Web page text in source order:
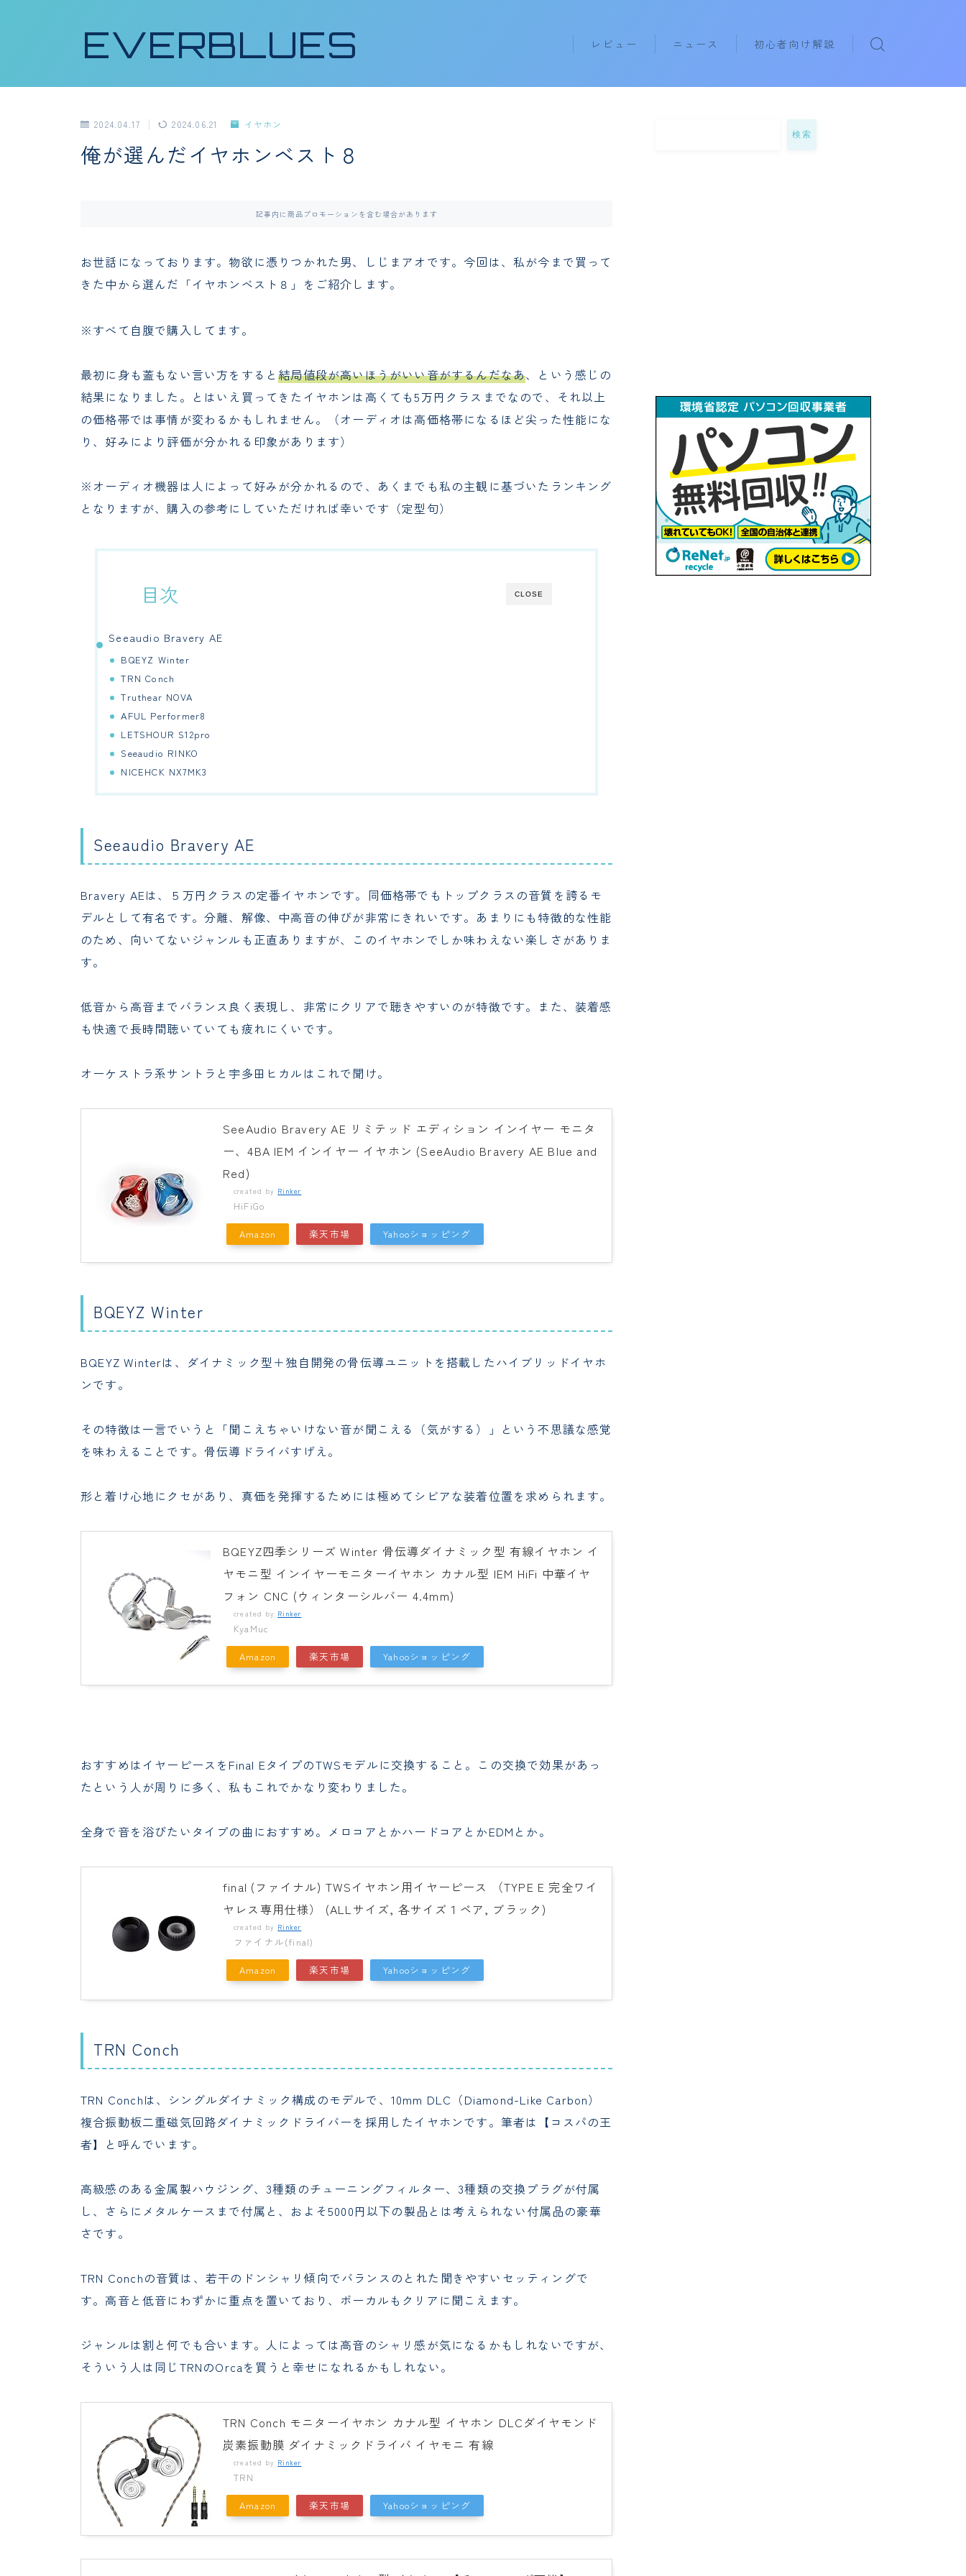
EVERBLUES レビュー ニュース 初心者向け解説
2024.04.17 2024.06.21 イヤホン
俺が選んだイヤホンベスト８
記事内に商品プロモーションを含む場合があります
お世話になっております。物欲に憑りつかれた男、しじまアオです。今回は、私が今まで買って
きた中から選んだ「イヤホンベスト８」をご紹介します。
※すべて自腹で購入してます。
最初に身も蓋もない言い方をすると結局値段が高いほうがいい音がするんだなあ、という感じの
結果になりました。とはいえ買ってきたイヤホンは高くても5万円クラスまでなので、それ以上
の価格帯では事情が変わるかもしれません。（オーディオは高価格帯になるほど尖った性能にな
り、好みにより評価が分かれる印象があります）
※オーディオ機器は人によって好みが分かれるので、あくまでも私の主観に基づいたランキング
となりますが、購入の参考にしていただければ幸いです（定型句）
CLOSE
目次
Seeaudio Bravery AE
BQEYZ Winter
TRN Conch
Truthear NOVA
AFUL Performer8
LETSHOUR S12pro
Seeaudio RINKO
NICEHCK NX7MK3
Seeaudio Bravery AE
Bravery AEは、５万円クラスの定番イヤホンです。同価格帯でもトップクラスの音質を誇るモ
デルとして有名です。分離、解像、中高音の伸びが非常にきれいです。あまりにも特徴的な性能
のため、向いてないジャンルも正直ありますが、このイヤホンでしか味わえない楽しさがありま
す。
低音から高音までバランス良く表現し、非常にクリアで聴きやすいのが特徴です。また、装着感
も快適で長時間聴いていても疲れにくいです。
オーケストラ系サントラと宇多田ヒカルはこれで聞け。
SeeAudio Bravery AE リミテッド エディション インイヤー モニタ
ー、4BA IEM インイヤー イヤホン (SeeAudio Bravery AE Blue and
Red)
created by Rinker
HiFiGo
Amazon 楽天市場 Yahooショッピング
BQEYZ Winter
BQEYZ Winterは、ダイナミック型＋独自開発の骨伝導ユニットを搭載したハイブリッドイヤホ
ンです。
その特徴は一言でいうと「聞こえちゃいけない音が聞こえる（気がする）」という不思議な感覚
を味わえることです。骨伝導ドライバすげえ。
形と着け心地にクセがあり、真価を発揮するためには極めてシビアな装着位置を求められます。
BQEYZ四季シリーズ Winter 骨伝導ダイナミック型 有線イヤホン イ
ヤモニ型 インイヤーモニターイヤホン カナル型 IEM HiFi 中華イヤ
フォン CNC (ウィンターシルバー 4.4mm)
created by Rinker
KyaMuc
Amazon 楽天市場 Yahooショッピング
おすすめはイヤーピースをFinal EタイプのTWSモデルに交換すること。この交換で効果があっ
たという人が周りに多く、私もこれでかなり変わりました。
全身で音を浴びたいタイプの曲におすすめ。メロコアとかハードコアとかEDMとか。
final (ファイナル) TWSイヤホン用イヤーピース （TYPE E 完全ワイ
ヤレス専用仕様） (ALLサイズ, 各サイズ１ペア, ブラック)
created by Rinker
ファイナル(final)
Amazon 楽天市場 Yahooショッピング
TRN Conch
TRN Conchは、シングルダイナミック構成のモデルで、10mm DLC（Diamond-Like Carbon）
複合振動板二重磁気回路ダイナミックドライバーを採用したイヤホンです。筆者は【コスパの王
者】と呼んでいます。
高級感のある金属製ハウジング、3種類のチューニングフィルター、3種類の交換プラグが付属
し、さらにメタルケースまで付属と、およそ5000円以下の製品とは考えられない付属品の豪華
さです。
TRN Conchの音質は、若干のドンシャリ傾向でバランスのとれた聞きやすいセッティングで
す。高音と低音にわずかに重点を置いており、ボーカルもクリアに聞こえます。
ジャンルは割と何でも合います。人によっては高音のシャリ感が気になるかもしれないですが、
そういう人は同じTRNのOrcaを買うと幸せになれるかもしれない。
TRN Conch モニターイヤホン カナル型 イヤホン DLCダイヤモンド
炭素振動膜 ダイナミックドライバ イヤモニ 有線
created by Rinker
TRN
Amazon 楽天市場 Yahooショッピング
検索